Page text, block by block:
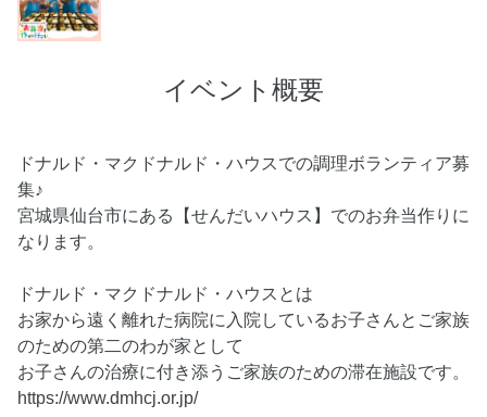
イベント概要
ドナルド・マクドナルド・ハウスでの調理ボランティア募
集♪
宮城県仙台市にある【せんだいハウス】でのお弁当作りに
なります。
ドナルド・マクドナルド・ハウスとは
お家から遠く離れた病院に入院しているお子さんとご家族
のための第二のわが家として
お子さんの治療に付き添うご家族のための滞在施設です。
https://www.dmhcj.or.jp/